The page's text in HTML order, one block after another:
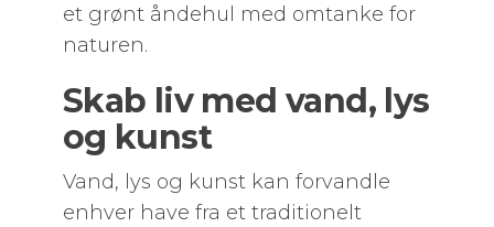
et grønt åndehul med omtanke for
naturen.
Skab liv med vand, lys
og kunst
Vand, lys og kunst kan forvandle
enhver have fra et traditionelt